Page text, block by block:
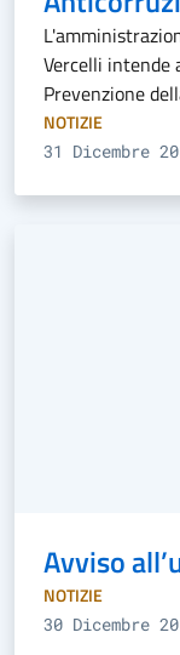
Vercelli intende
Prevenzione
NOTIZIE
31 Dicembre
Avviso
NOTIZIE
30 Dicembre